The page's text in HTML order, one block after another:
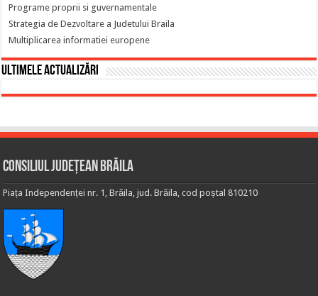
Programe proprii si guvernamentale
Strategia de Dezvoltare a Judetului Braila
Multiplicarea informatiei europene
Ultimele actualizări
Consiliul Județean Brăila
Piața Independenței nr. 1, Brăila, jud. Brăila, cod poștal 810210